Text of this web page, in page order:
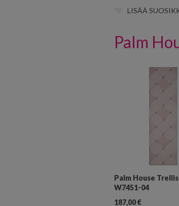
LISÄÄ
Palm
Palm House Trellis
W7451-04
187,00€